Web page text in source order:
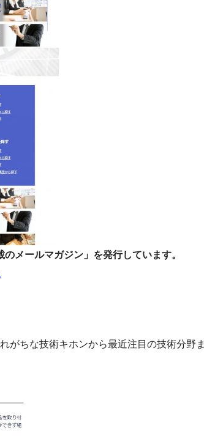
メールマガジン」を発行しています。
がちな技術キホンから最近注目の技術分野ま